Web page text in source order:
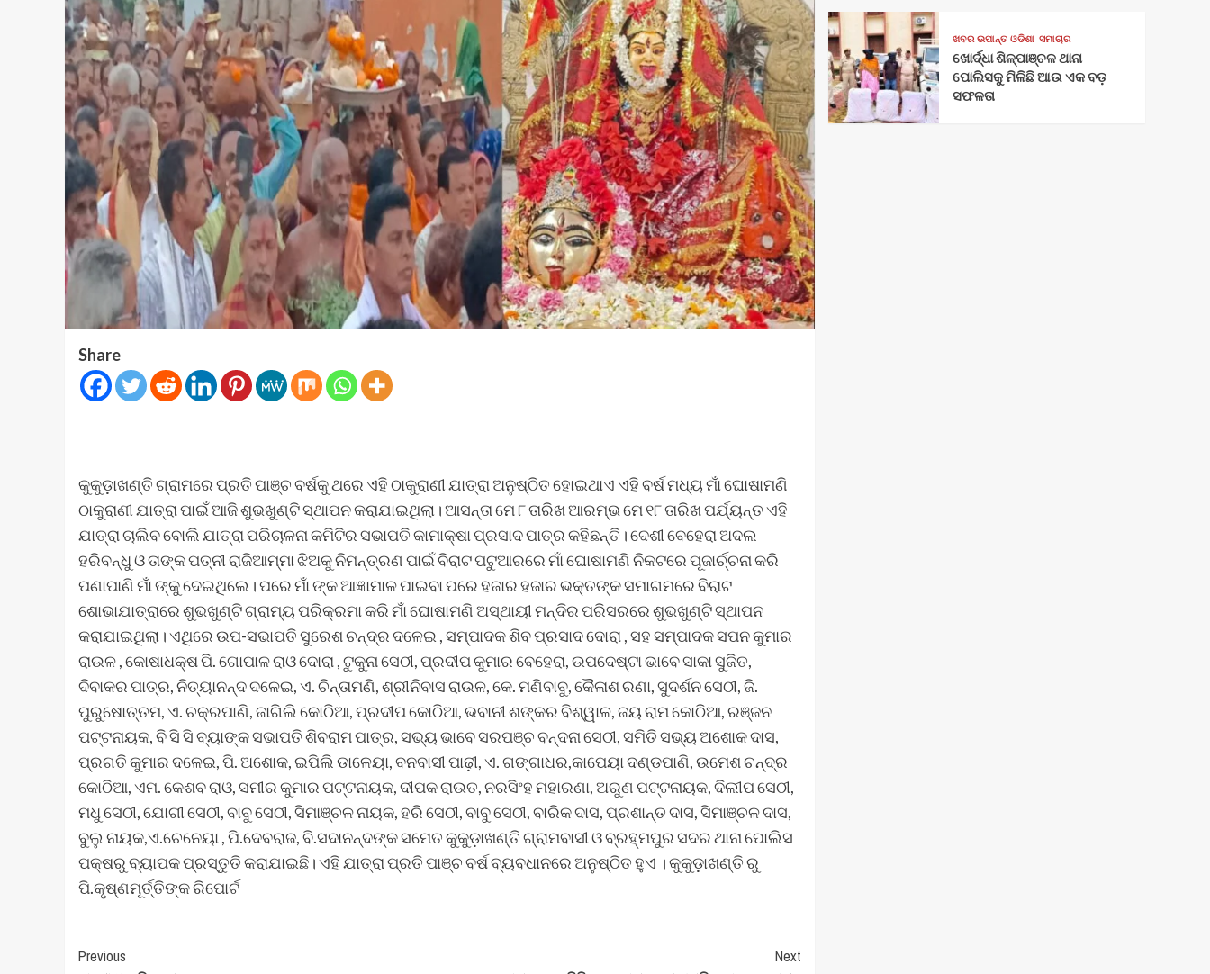
Share
କୁକୁଡ଼ାଖଣ୍ତି ଗ୍ରାମରେ ପ୍ରତି ପାଞ୍ଚ ବର୍ଷକୁ ଥରେ ଏହି ଠାକୁରାଣୀ ଯାତ୍ରା ଅନୁଷ୍ଠିତ ହୋଇଥାଏ ଏହି ବର୍ଷ ମଧ୍ୟ ମାଁ ଘୋଷାମଣି
ଠାକୁରାଣୀ ଯାତ୍ରା ପାଇଁ ଆଜି ଶୁଭଖୁଣ୍ଟି ସ୍ଥାପନ କରାଯାଇଥିଲା। ଆସନ୍ତା ମେ ୮ ତାରିଖ ଆରମ୍ଭ ମେ ୧୮ ତାରିଖ ପର୍ଯ୍ୟନ୍ତ ଏହି
ଯାତ୍ରା ଚାଲିବ ବୋଲି ଯାତ୍ରା ପରିଚାଳନା କମିଟିର ସଭାପତି କାମାକ୍ଷା ପ୍ରସାଦ ପାତ୍ର କହିଛନ୍ତି। ଦେଶୀ ବେହେରା ଅଦଲ
ହରିବନ୍ଧୁ ଓ ତାଙ୍କ ପତ୍ନୀ ରାଜିଆମ୍ମା ଝିଅକୁ ନିମନ୍ତ୍ରଣ ପାଇଁ ବିରାଟ ପଟୁଆରରେ ମାଁ ଘୋଷାମଣି ନିକଟରେ ପୂଜାର୍ଚ୍ଚନା କରି
ପଣାପାଣି ମାଁ ଙ୍କୁ ଦେଇଥିଲେ। ପରେ ମାଁ ଙ୍କ ଆଜ୍ଞାମାଳ ପାଇବା ପରେ ହଜାର ହଜାର ଭକ୍ତଙ୍କ ସମାଗମରେ ବିରାଟ
ଶୋଭାଯାତ୍ରାରେ ଶୁଭଖୁଣ୍ଟି ଗ୍ରାମ୍ୟ ପରିକ୍ରମା କରି ମାଁ ଘୋଷାମଣି ଅସ୍ଥାୟୀ ମନ୍ଦିର ପରିସରରେ ଶୁଭଖୁଣ୍ଟି ସ୍ଥାପନ
କରାଯାଇଥିଲା। ଏଥିରେ ଉପ-ସଭାପତି ସୁରେଶ ଚନ୍ଦ୍ର ଦଳେଇ , ସମ୍ପାଦକ ଶିବ ପ୍ରସାଦ ଦୋରା , ସହ ସମ୍ପାଦକ ସପନ କୁମାର
ରାଉଳ , କୋଷାଧକ୍ଷ ପି. ଗୋପାଳ ରାଓ ଦୋରା , ଟୁକୁନା ସେଠୀ, ପ୍ରଦୀପ କୁମାର ବେହେରା, ଉପଦେଷ୍ଟା ଭାବେ ସାକା ସୁଜିତ,
ଦିବାକର ପାତ୍ର, ନିତ୍ୟାନନ୍ଦ ଦଳେଇ, ଏ. ଚିନ୍ତାମଣି, ଶ୍ରୀନିବାସ ରାଉଳ, କେ. ମଣିବାବୁ, କୈଳାଶ ରଣା, ସୁଦର୍ଶନ ସେଠୀ, ଜି.
ପୁରୁଷୋତ୍ତମ, ଏ. ଚକ୍ରପାଣି, ଜାଗିଲି କୋଠିଆ, ପ୍ରଦୀପ କୋଠିଆ, ଭବାନୀ ଶଙ୍କର ବିଶ୍ୱାଳ, ଜୟ ରାମ କୋଠିଆ, ରଞ୍ଜନ
ପଟ୍ଟନାୟକ, ବି ସି ସି ବ୍ୟାଙ୍କ ସଭାପତି ଶିବରାମ ପାତ୍ର, ସଭ୍ୟ ଭାବେ ସରପଞ୍ଚ ବନ୍ଦନା ସେଠୀ, ସମିତି ସଭ୍ୟ ଅଶୋକ ଦାସ,
ପ୍ରଗତି କୁମାର ଦଳେଇ, ପି. ଅଶୋକ, ଇପିଲି ଡାଳେୟା, ବନବାସୀ ପାଢ଼ୀ, ଏ. ଗଙ୍ଗାଧର,କାପେୟା ଦଣ୍ଡପାଣି, ଉମେଶ ଚନ୍ଦ୍ର
କୋଠିଆ, ଏମ. କେଶବ ରାଓ, ସମୀର କୁମାର ପଟ୍ଟନାୟକ, ଦୀପକ ରାଉତ, ନରସିଂହ ମହାରଣା, ଅରୁଣ ପଟ୍ଟନାୟକ, ଦିଲୀପ ସେଠୀ,
ମଧୁ ସେଠୀ, ଯୋଗୀ ସେଠୀ, ବାବୁ ସେଠୀ, ସିମାଞ୍ଚଳ ନାୟକ, ହରି ସେଠୀ, ବାବୁ ସେଠୀ, ବାରିକ ଦାସ, ପ୍ରଶାନ୍ତ ଦାସ, ସିମାଞ୍ଚଳ ଦାସ,
ବୁଲୁ ନାୟକ,ଏ.ଚେନେୟା , ପି.ଦେବରାଜ, ବି.ସଦାନନ୍ଦଙ୍କ ସମେତ କୁକୁଡ଼ାଖଣ୍ତି ଗ୍ରାମବାସୀ ଓ ବ୍ରହ୍ମପୁର ସଦର ଥାନା ପୋଲିସ
ପକ୍ଷରୁ ବ୍ୟାପକ ପ୍ରସ୍ତୁତି କରାଯାଇଛି। ଏହି ଯାତ୍ରା ପ୍ରତି ପାଞ୍ଚ ବର୍ଷ ବ୍ୟବଧାନରେ ଅନୁଷ୍ଠିତ ହୁଏ । କୁକୁଡ଼ାଖଣ୍ତି ରୁ
ପି.କୃଷ୍ଣମୂର୍ତ୍ତିଙ୍କ ରିପୋର୍ଟ
Post
Previous
Next
ଖବର ଉପାନ୍ତ ଓଡିଶା ସମାଚାର
ଖୋର୍ଦ୍ଧା ଶିଳ୍ପାଞ୍ଚଳ ଥାନା
ପୋଲିସକୁ ମିଳିଛି ଆଉ ଏକ ବଡ଼
ସଫଳତା